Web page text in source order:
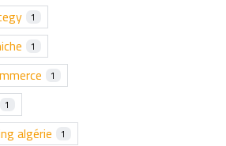
1
1
1
1
algérie 1